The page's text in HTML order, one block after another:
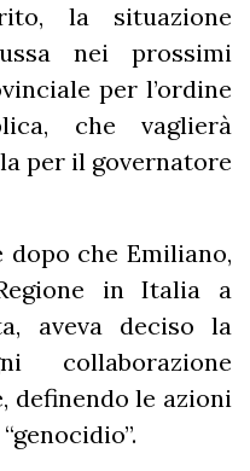
la situazione
nei prossimi
per l’ordine
che vaglierà
per il governatore
che Emiliano,
in Italia a
aveva deciso la
collaborazione
definendo le azioni